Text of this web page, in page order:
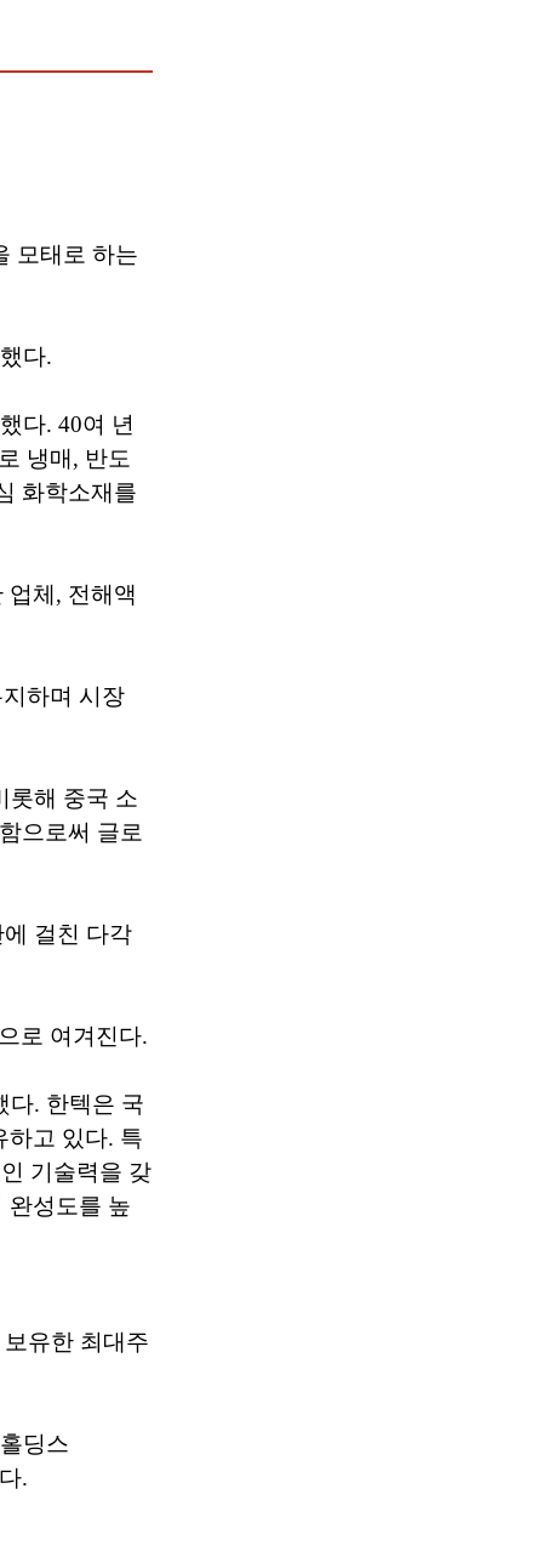
모태로 하는
다.
다. 40여 년
냉매, 반도
화학소재를
업체, 전해액
하며 시장
롯해 중국 소
으로써 글로
걸친 다각
로 여겨진다.
다. 한텍은 국
하고 있다. 특
기술력을 갖
완성도를 높
유한 최대주
딩스
.